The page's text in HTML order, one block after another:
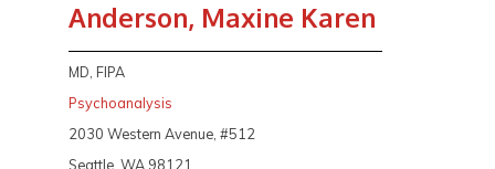
Anderson, Maxine Karen
MD, FIPA
Psychoanalysis
2030 Western Avenue, #512
Seattle, WA 98121